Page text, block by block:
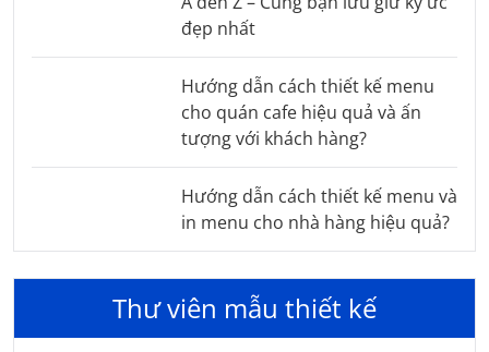
đẹp nhất
Hướng dẫn cách thiết kế menu
cho quán cafe hiệu quả và ấn
tượng với khách hàng?
Hướng dẫn cách thiết kế menu và
in menu cho nhà hàng hiệu quả?
Thư viên mẫu thiết kế